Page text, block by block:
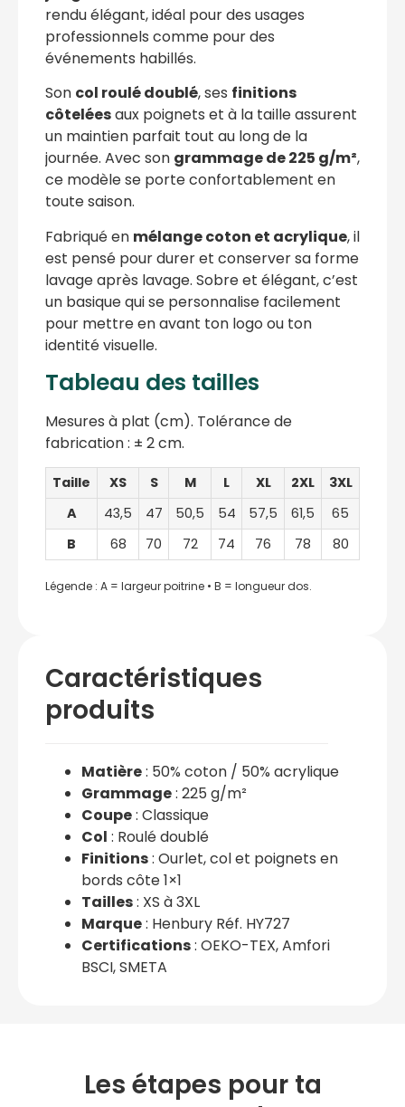
rendu élégant, idéal pour des usages
professionnels comme pour des
événements habillés.
Son col roulé doublé, ses finitions
côteléesaux poignets et à la taille assurent
un maintien parfait tout au long de la
journée. Avec son grammage de 225 g/m²,
ce modèle se porte confortablement en
toute saison.
Fabriqué en mélange coton et acrylique, il
est pensé pour durer et conserver sa forme
lavage après lavage. Sobre et élégant, c’est
un basique qui se personnalise facilement
pour mettre en avant ton logo ou ton
identité visuelle.
Tableau des tailles
Mesures à plat (cm). Tolérance de
fabrication : ± 2 cm.
Taille XS S M L XL 2XL
3XL
A
43,5 47 50,5 54 57,5 61,5
65
B
68 70 72 74 76 78 80
Légende : A = largeur poitrine • B = longueur dos.
Caractéristiques
produits
Matière: 50% coton / 50% acrylique
Grammage: 225 g/m²
Coupe: Classique
Col : Roulé doublé
Finitions: Ourlet, col et poignets en
bords côte 1×1
Tailles: XS à 3XL
Marque: Henbury Réf. HY727
Certifications: OEKO-TEX, Amfori
BSCI, SMETA
Les étapes pour ta